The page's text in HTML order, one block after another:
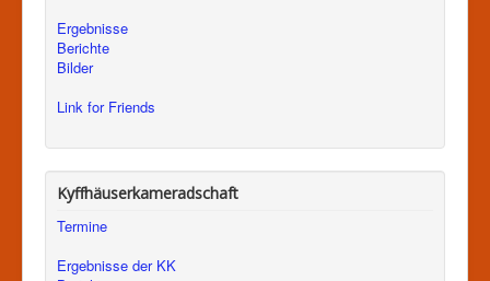
Ergebnisse
Berichte
Bilder
Link for Friends
Kyffhäuserkameradschaft
Termine
Ergebnisse der KK